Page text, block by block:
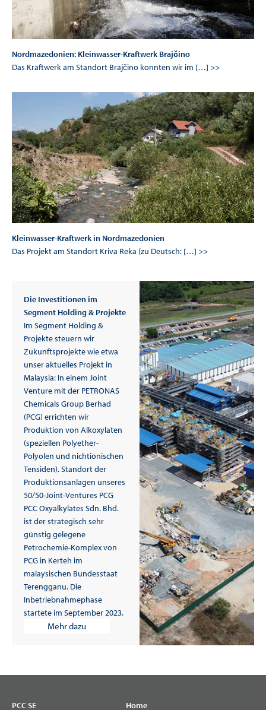
Nordmazedonien: Kleinwasser-Kraftwerk Brajčino
Das Kraftwerk am Standort Brajčino konnten wir im […] >>
Kleinwasser-Kraftwerk in Nordmazedonien
Das Projekt am Standort Kriva Reka (zu Deutsch: […] >>
Die Investitionen im
Segment Holding & Projekte
Im Segment Holding &
Projekte steuern wir
Zukunftsprojekte wie etwa
unser aktuelles Projekt in
Malaysia: In einem Joint
Venture mit der PETRONAS
Chemicals Group Berhad
(PCG) errichten wir
Produktion von Alkoxylaten
(speziellen Polyether-
Polyolen und nichtionischen
Tensiden). Standort der
Produktionsanlagen unseres
50/50-Joint-Ventures PCG
PCC Oxyalkylates Sdn. Bhd.
ist der strategisch sehr
günstig gelegene
Petrochemie-Komplex von
PCG in Kerteh im
malaysischen Bundesstaat
Terengganu. Die
Inbetriebnahmephase
startete im September 2023.
Mehr dazu
PCC SE Home